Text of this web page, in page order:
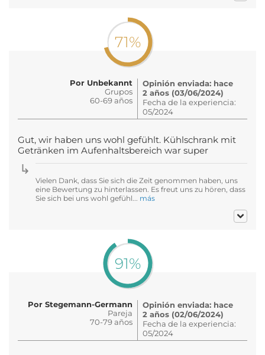
71%
Por Unbekannt
Grupos
60-69 años
Opinión enviada: hace
2 años (03/06/2024)
Fecha de la experiencia:
05/2024
Gut, wir haben uns wohl gefühlt. Kühlschrank mit
Getränken im Aufenhaltsbereich war super
Vielen Dank, dass Sie sich die Zeit genommen haben, uns
eine Bewertung zu hinterlassen. Es freut uns zu hören, dass
Sie sich bei uns wohl gefühl... más
91%
Por Stegemann-Germann
Pareja
70-79 años
Opinión enviada: hace
2 años (02/06/2024)
Fecha de la experiencia:
05/2024